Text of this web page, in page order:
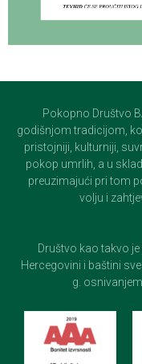
Pokopno Društvo
godišnjom tradicijom,
pristojniji, kulturniji,
pokop umrlih, a u
preuzimajući pri tom
volju i
Društvo kao takvo
Hercegovini i baštini
g.